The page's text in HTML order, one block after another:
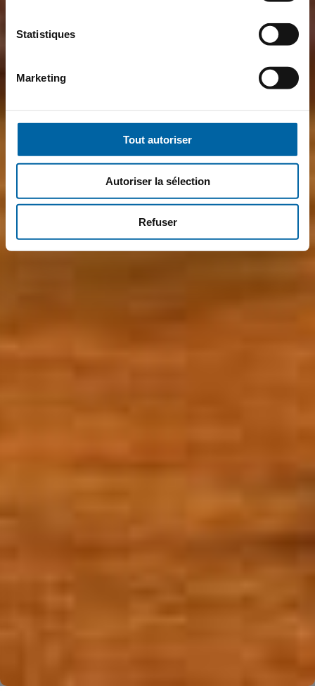
Statistiques
Marketing
Tout autoriser
Autoriser la sélection
Refuser